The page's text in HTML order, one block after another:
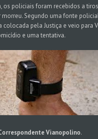
os policiais foram recebidos a
Segundo uma fonte
colocada pela Justiça e veio para
e uma tentativa.
Vianopolino.